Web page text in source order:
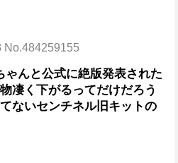
No.484259155
ゃんと公式に絶版発表された
凄く下がるってだけだろう
ないセンチネル旧キットの